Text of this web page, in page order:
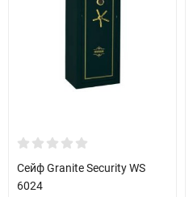
Сейф Granite Security WS
6024